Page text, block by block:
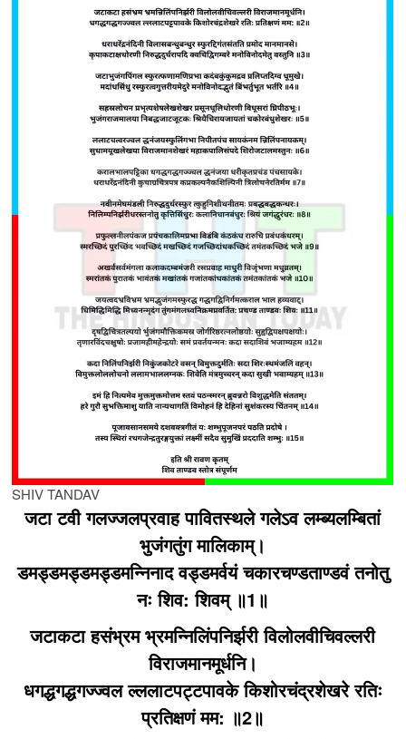
SHIV TANDAV
जटा टवी गलज्जलप्रवाह पावितस्थले गलेऽव लम्ब्यलम्बितां
भुजंगतुंग मालिकाम्‌।
डमड्डमड्डमड्डमन्निनाद वड्डमर्वयं चकारचण्डताण्डवं तनोतु
नः शिव: शिवम्‌ ॥1॥
जटाकटा हसंभ्रम भ्रमन्निलिंपनिर्झरी विलोलवीचिवल्लरी
विराजमानमूर्धनि।
धगद्धगद्धगज्ज्वल ल्ललाटपट्टपावके किशोरचंद्रशेखरे रतिः
प्रतिक्षणं मम: ॥2॥